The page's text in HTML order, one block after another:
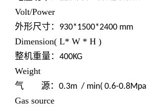
Volt/Power
外形尺寸： 930*1500*2400 mm
Dimension( L* W * H )
整机重量： 400KG
Weight
气 源： 0.3m / min( 0.6-0.8Mpa
Gas source